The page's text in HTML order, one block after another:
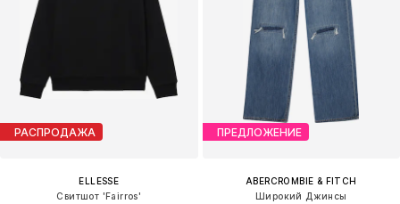
РАСПРОДАЖА
ELLESSE
Свитшот 'Fairros'
ПРЕДЛОЖЕНИЕ
ABERCROMBIE & FITCH
Широкий Джинсы